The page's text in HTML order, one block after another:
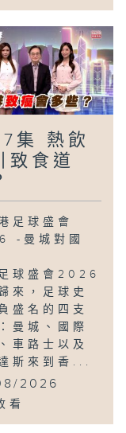
集 熱飲
致食道
足球盛會
-曼城對國
球盛會2026
來，足球史
盛名的四支
曼城、國際
車路士以及
斯來到香...
2026
看